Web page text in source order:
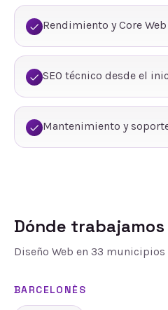
Rendimiento y Core
SEO técnico desde el
Mantenimiento y
Dónde trabajamos
Diseño Web en 33 municipios
BARCELONÈS